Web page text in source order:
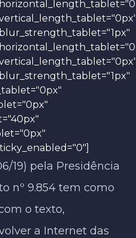
19) pela Presidência
nº 9.854 tem como
o texto,
a Internet das